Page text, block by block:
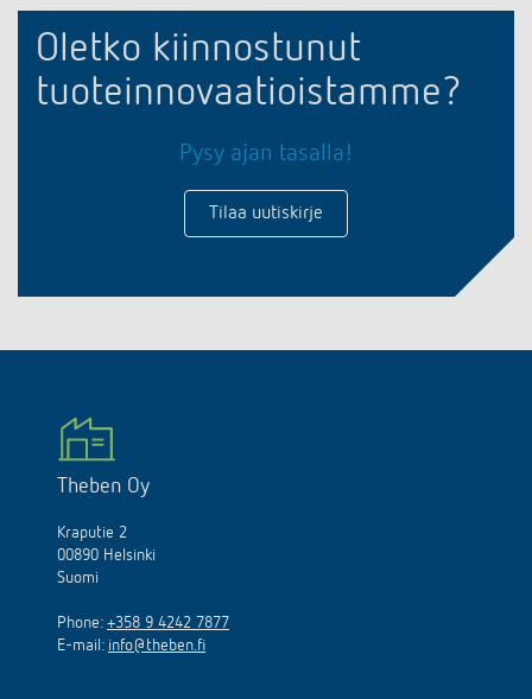
Oletko kiinnostunut
tuoteinnovaatioistamme?
Pysy ajan tasalla!
Tilaa uutiskirje
Theben Oy
Kraputie 2
00890 Helsinki
Suomi
Phone: +358 9 4242 7877
E-mail: info@theben.fi